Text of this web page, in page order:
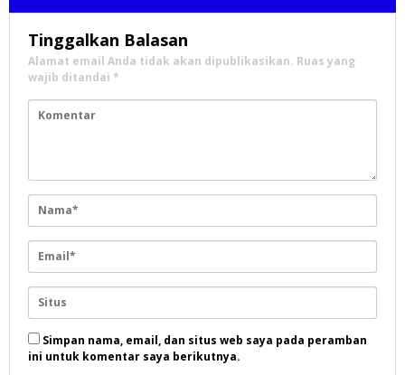
Tinggalkan Balasan
Alamat email Anda tidak akan dipublikasikan. Ruas yang
wajib ditandai *
Simpan nama, email, dan situs web saya pada peramban
ini untuk komentar saya berikutnya.